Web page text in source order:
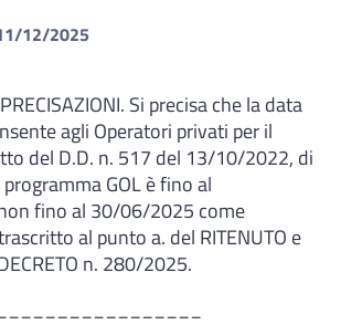
12/2025
Si precisa che la data
agli Operatori privati per il
del D.D. n. 517 del 13/10/2022, di
GOL è fino al
fino al 30/06/2025 come
al punto a. del RITENUTO e
n. 280/2025.